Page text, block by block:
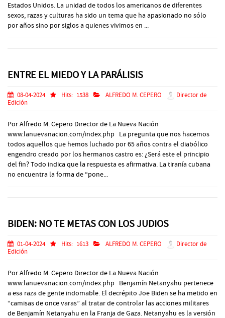
Estados Unidos. La unidad de todos los americanos de diferentes
sexos, razas y culturas ha sido un tema que ha apasionado no sólo
por años sino por siglos a quienes vivimos en ...
ENTRE EL MIEDO Y LA PARÁLISIS
08-04-2024 Hits: 1538 ALFREDO M. CEPERO
Director de
Edición
Por Alfredo M. Cepero Director de La Nueva Nación
www.lanuevanacion.com/index.php La pregunta que nos hacemos
todos aquellos que hemos luchado por 65 años contra el diabólico
engendro creado por los hermanos castro es: ¿Será este el principio
del fin? Todo indica que la respuesta es afirmativa. La tiranía cubana
no encuentra la forma de “pone...
BIDEN: NO TE METAS CON LOS JUDIOS
01-04-2024 Hits: 1613 ALFREDO M. CEPERO
Director de
Edición
Por Alfredo M. Cepero Director de La Nueva Nación
www.lanuevanacion.com/index.php Benjamín Netanyahu pertenece
a esa raza de gente indomable. El decrépito Joe Biden se ha metido en
“camisas de once varas” al tratar de controlar las acciones militares
de Benjamín Netanyahu en la Franja de Gaza. Netanyahu es la versión